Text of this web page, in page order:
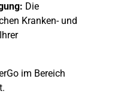
Die
Kranken- und
im Bereich